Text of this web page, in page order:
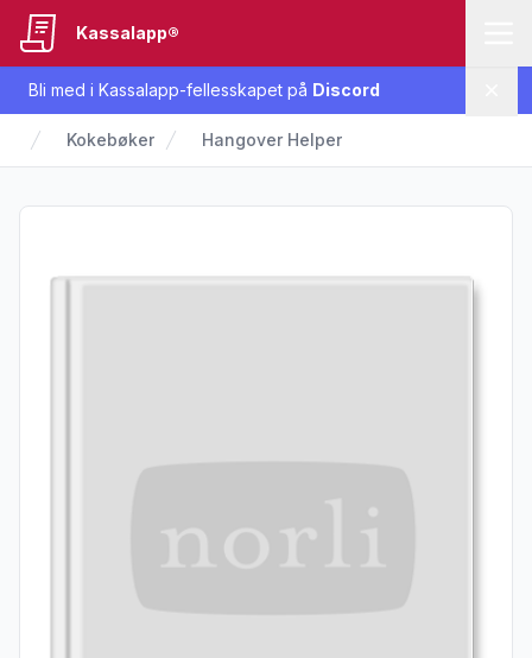
Bli med i Kassalapp-fellesskapet på Discord
Kassalapp®
Kokebøker Hangover Helper